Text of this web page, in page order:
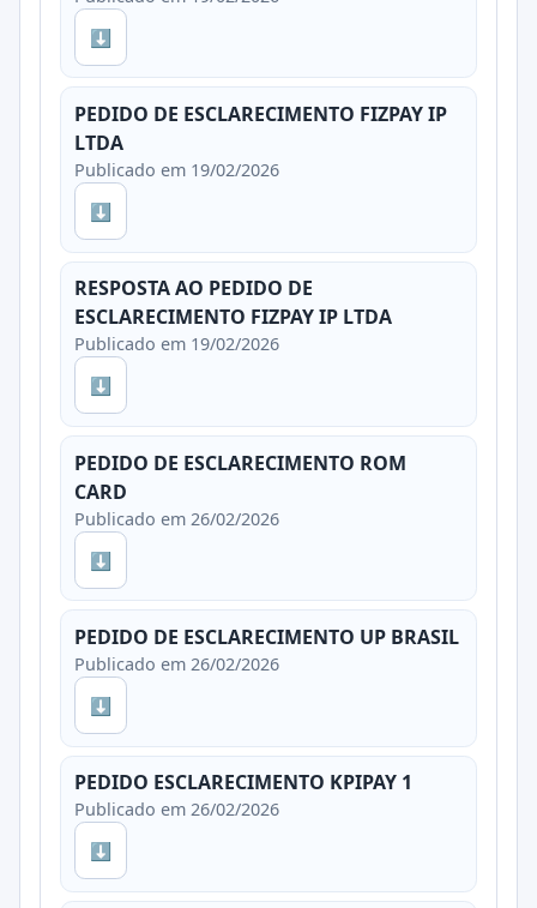
⬇
PEDIDO DE ESCLARECIMENTO FIZPAY IP
LTDA
Publicado em 19/02/2026
⬇
RESPOSTA AO PEDIDO DE
ESCLARECIMENTO FIZPAY IP LTDA
Publicado em 19/02/2026
⬇
PEDIDO DE ESCLARECIMENTO ROM
CARD
Publicado em 26/02/2026
⬇
PEDIDO DE ESCLARECIMENTO UP BRASIL
Publicado em 26/02/2026
⬇
PEDIDO ESCLARECIMENTO KPIPAY 1
Publicado em 26/02/2026
⬇